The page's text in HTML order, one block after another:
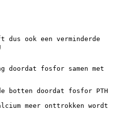
dus ook een verminderde
doordat fosfor samen met
botten doordat fosfor PTH
meer onttrokken wordt